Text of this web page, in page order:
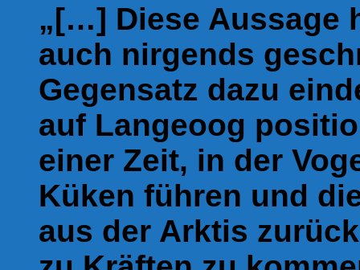
„[…] Diese Aussage
auch nirgends
Gegensatz dazu
auf Langeoog
einer Zeit, in der
Küken führen und
aus der Arktis